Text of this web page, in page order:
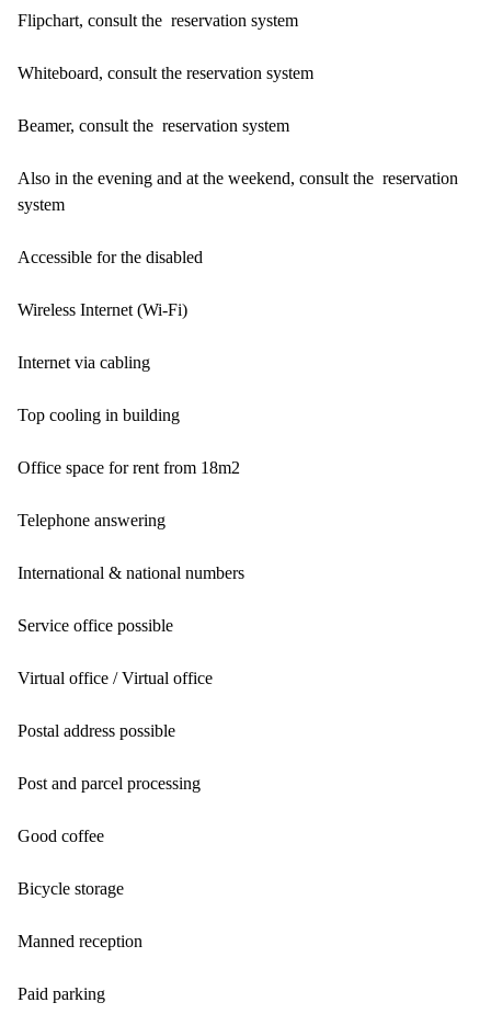
Flipchart, consult the reservation system
Whiteboard, consult the reservation system
Beamer, consult the reservation system
Also in the evening and at the weekend, consult the reservation
system
Accessible for the disabled
Wireless Internet (Wi-Fi)
Internet via cabling
Top cooling in building
Office space for rent from 18m2
Telephone answering
International & national numbers
Service office possible
Virtual office / Virtual office
Postal address possible
Post and parcel processing
Good coffee
Bicycle storage
Manned reception
Paid parking